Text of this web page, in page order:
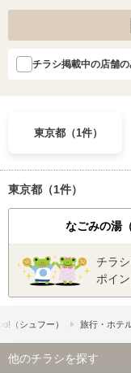
チラシ掲載中の店舗
東京都（1件）
東京都（1件）
なごみの湯
チラ
ポイ
（シュフー） 旅行・ホテ
他のチラシを探す